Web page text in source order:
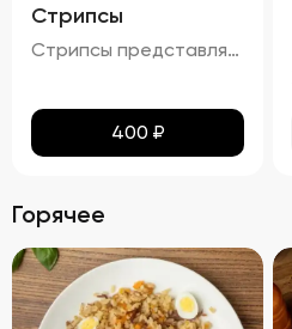
Стрипсы
Стрипсы представляют собой кусочки куриного филе, обжаренные до золотистой корочки. Внешне они выглядят аппетитно, с равномерной золотистой окраской, без признаков пережарки. Вкус мяса насыщенный, сочный и ароматный, без каких-либо посторонних привкусов и запахов. Консистенция стрипсов идеальна: внутри мясо остается мягким и нежным, а снаружи образуется приятная хрустящая корочка. Это блюдо отлично сочетается с различными соусами и гарнирами, добавляя пикантности любому столу.
400 ₽
Горячее